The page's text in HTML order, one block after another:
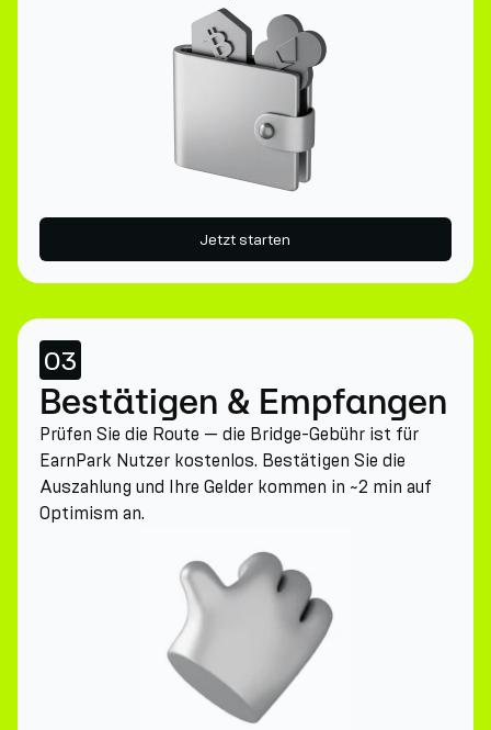
Jetzt starten
03
Bestätigen & Empfangen
Prüfen Sie die Route — die Bridge-Gebühr ist für
EarnPark Nutzer kostenlos. Bestätigen Sie die
Auszahlung und Ihre Gelder kommen in ~2 min auf
Optimism an.